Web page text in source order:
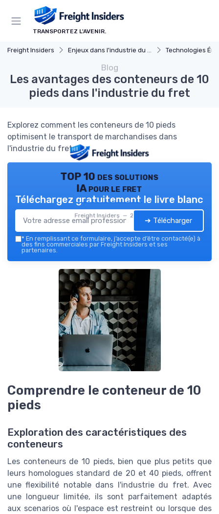
TRANSPORTEZ L'AVENIR.
Freight Insiders Enjeux dans l'industrie du fret Technologies
Blog
Les avantages des conteneurs de 10
pieds dans l'industrie du fret
Explorez comment les conteneurs de 10 pieds
optimisent le transport de marchandises dans
l'industrie du fret.
TOP 10 des solutions
IA pour le fret
Freight Insiders — 2026
Téléchargez gratuitement le livre blanc
➔ Télécharger
* En remplissant ce formulaire, j’accepte d’être contacté(e) à
des fins commerciales par Freight Insiders et ses
partenaires.
Comprendre le conteneur de 10
pieds
Exploration des caractéristiques des
conteneurs
Les conteneurs de 10 pieds, bien que plus petits que
leurs homologues standard de 20 et 40 pieds, offrent
une flexibilité notable dans l'industrie du fret. Avec
une longueur limitée, ils sont parfaitement adaptés
aux scenarios où l'espace est restreint ou lorsque des
Panneau de gestion des cookies